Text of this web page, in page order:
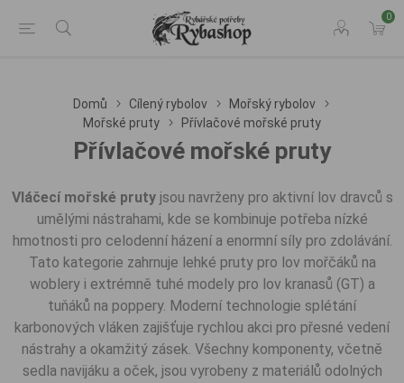
0
Domů Cílený rybolov
Mořský rybolov
Mořské pruty
Přívlačové mořské pruty
Přívlačové mořské pruty
Vláčecí mořské prutyjsou navrženy pro aktivní lov dravců s
umělými nástrahami, kde se kombinuje potřeba nízké
hmotnosti pro celodenní házení a enormní síly pro zdolávání.
Tato kategorie zahrnuje lehké pruty pro lov mořčáků na
woblery i extrémně tuhé modely pro lov kranasů (GT) a
tuňáků na poppery. Moderní technologie splétání
karbonových vláken zajišťuje rychlou akci pro přesné vedení
nástrahy a okamžitý zásek. Všechny komponenty, včetně
sedla navijáku a oček, jsou vyrobeny z materiálů odolných